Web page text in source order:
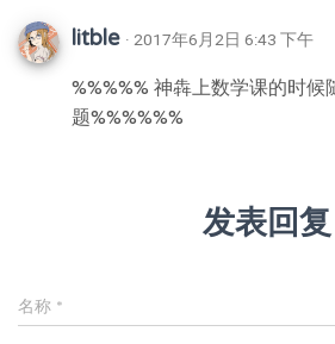
litble · 2017年6月2日 6:43 下午
%%%%% 神犇上数学课的时
题%%%%%%
发表回复
名称 *